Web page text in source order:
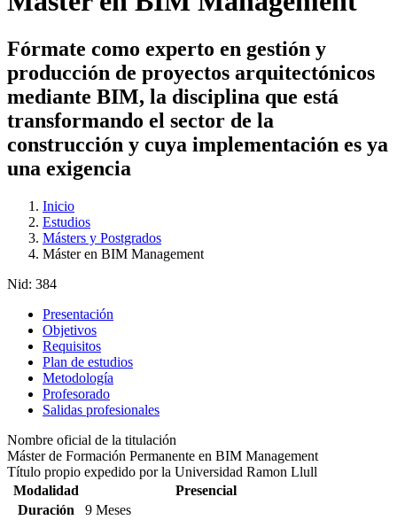
Fórmate como experto en gestión y
producción de proyectos arquitectónicos
mediante BIM, la disciplina que está
transformando el sector de la
construcción y cuya implementación es ya
una exigencia
Inicio
Estudios
Másters y Postgrados
Máster en BIM Management
Nid: 384
Presentación
Objetivos
Requisitos
Plan de estudios
Metodología
Profesorado
Salidas profesionales
Nombre oficial de la titulación
Máster de Formación Permanente en BIM Management
Título propio expedido por la Universidad Ramon Llull
Modalidad
Presencial
Duración
9 Meses